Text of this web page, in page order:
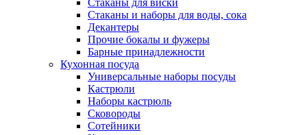
Стаканы для виски
Стаканы и наборы для воды, сока
Декантеры
Прочие бокалы и фужеры
Барные принадлежности
Кухонная посуда
Универсальные наборы посуды
Кастрюли
Наборы кастрюль
Сковороды
Сотейники